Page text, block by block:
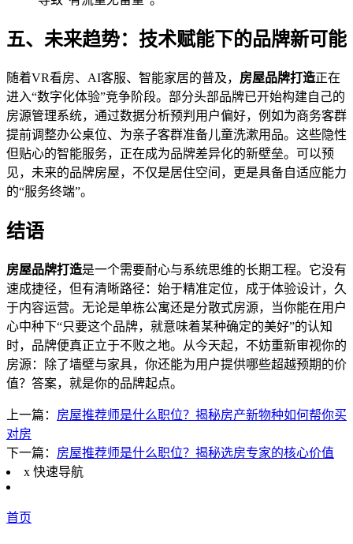
五、未来趋势：技术赋能下的品牌新可能
随着VR看房、AI客服、智能家居的普及， 房屋品牌打造正在
进入“数字化体验”竞争阶段。部分头部品牌已开始构建自己的
房源管理系统，通过数据分析预判用户偏好，例如为商务客群
提前调整办公桌位、为亲子客群准备儿童洗漱用品。这些隐性
但贴心的智能服务，正在成为品牌差异化的新壁垒。可以预
见，未来的品牌房屋，不仅是居住空间，更是具备自适应能力
的“服务终端”。
结语
房屋品牌打造是一个需要耐心与系统思维的长期工程。它没有
速成捷径，但有清晰路径：始于精准定位，成于体验设计，久
于内容运营。无论是单栋公寓还是分散式房源，当你能在用户
心中种下“只要这个品牌，就意味着某种确定的美好”的认知
时，品牌便真正立于不败之地。从今天起，不妨重新审视你的
房源：除了墙壁与家具，你还能为用户提供哪些超越预期的价
值？答案，就是你的品牌起点。
上一篇： 房屋推荐师是什么职位？揭秘房产新物种如何帮你买
对房
下一篇： 房屋推荐师是什么职位？揭秘选房专家的核心价值
x 快速导航
首页